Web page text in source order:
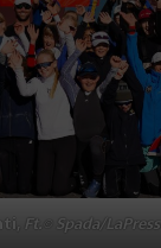
Ft.© Spada/